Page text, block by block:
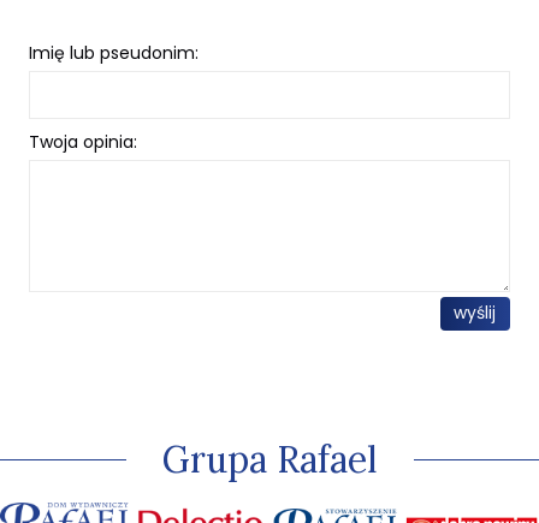
Imię lub pseudonim:
Twoja opinia:
wyślij
Grupa Rafael